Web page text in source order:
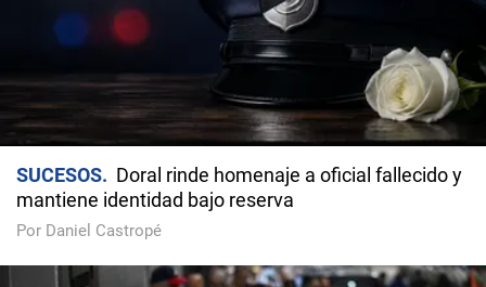
SUCESOS
Doral rinde homenaje a oficial fallecido y
mantiene identidad bajo reserva
Por Daniel Castropé